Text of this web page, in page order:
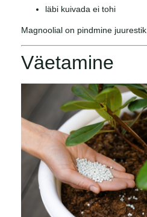
läbi kuivada ei tohi
Magnoolial on pindmine juurestik.
Väetamine